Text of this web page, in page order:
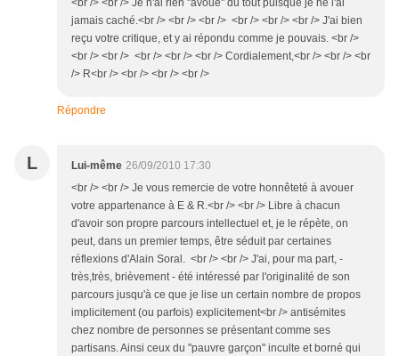
<br /> <br /> Je n'ai rien "avoué" du tout puisque je ne l'ai
jamais caché.<br /> <br /> <br /> <br /> <br /> <br /> J'ai bien
reçu votre critique, et y ai répondu comme je pouvais. <br />
<br /> <br /> <br /> <br /> <br /> Cordialement,<br /> <br /> <br
/> R<br /> <br /> <br /> <br />
Répondre
L Lui-même 26/09/2010 17:30
<br /> <br /> Je vous remercie de votre honnêteté à avouer
votre appartenance à E & R.<br /> <br /> Libre à chacun
d'avoir son propre parcours intellectuel et, je le répète, on
peut, dans un premier temps, être séduit par certaines
réflexions d'Alain Soral. <br /> <br /> J'ai, pour ma part, -
très,très, brièvement - été intéressé par l'originalité de son
parcours jusqu'à ce que je lise un certain nombre de propos
implicitement (ou parfois) explicitement<br /> antisémites
chez nombre de personnes se présentant comme ses
partisans. Ainsi ceux du "pauvre garçon" inculte et borné qui